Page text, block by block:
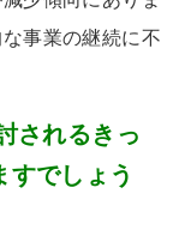
事業の継続に不
されるきっ
すでしょう